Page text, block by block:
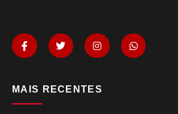
MAIS RECENTES